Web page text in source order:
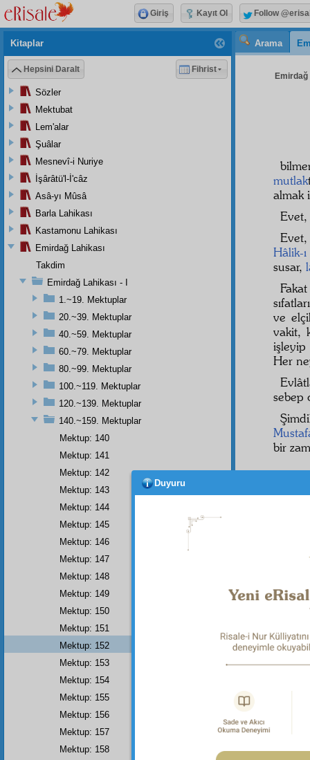
Arama
Emirdağ
mutlak
almak
Evet,
Hâlik-
susar,
ve
vakit,
Her
sebep
bir
ki,
"De
Kitaplar
Hepsini Daralt Fihrist
Sözler
Mektubat
Lem'alar
Şuâlar
Mesnevî-i Nuriye
İşârâtü'l-İ'câz
Asâ-yı Mûsâ
Barla Lahikası
Kastamonu Lahikası
Emirdağ Lahikası
Takdim
Emirdağ Lahikası - I
1.~19. Mektuplar
20.~39. Mektuplar
40.~59. Mektuplar
60.~79. Mektuplar
80.~99. Mektuplar
100.~119. Mektuplar
120.~139. Mektuplar
140.~159. Mektuplar
Mektup: 140
Mektup: 141
Mektup: 142
Mektup: 143
Mektup: 144
Mektup: 145
Mektup: 146
Mektup: 147
Mektup: 148
Mektup: 149
Mektup: 150
Mektup: 151
Mektup: 152
Mektup: 153
Mektup: 154
Mektup: 155
Mektup: 156
Mektup: 157
Mektup: 158
Giriş Kayıt Ol Follow
Duyuru